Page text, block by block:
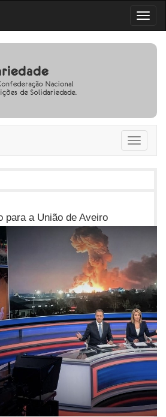
Toggle
para a União de Aveiro